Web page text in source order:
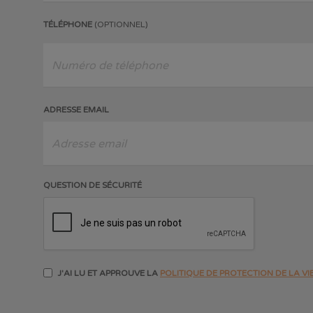
TÉLÉPHONE (OPTIONNEL)
ADRESSE EMAIL
QUESTION DE SÉCURITÉ
J'AI LU ET APPROUVE LA POLITIQUE DE PROTECTION DE LA